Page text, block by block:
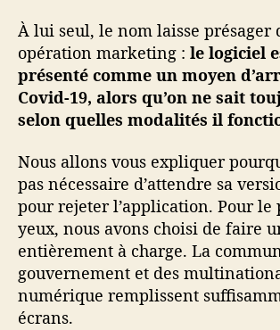
l
s
r
À lui seul, le nom laisse présager
opération marketing : le logiciel
présenté comme un moyen
Covid-19, alors qu’on ne sait
selon quelles modalités il
Nous allons vous expliquer
pas nécessaire d’attendre sa
pour rejeter l’application. Pour le
yeux, nous avons choisi de faire
entièrement à charge. La
gouvernement et des
numérique remplissent
écrans.